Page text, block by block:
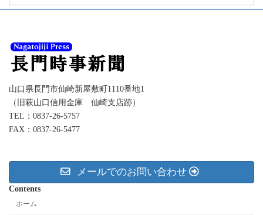
イ
山口県長門市仙崎新屋敷町1110番地1
（旧萩山口信用金庫 仙崎支店跡）
TEL：0837-26-5757
FAX：0837-26-5477
メールでのお問い合わせ
Contents
ホーム